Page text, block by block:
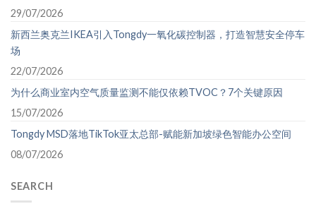
29/07/2026
新西兰奥克兰IKEA引入Tongdy一氧化碳控制器，打造智慧安全停车
场
22/07/2026
为什么商业室内空气质量监测不能仅依赖TVOC？7个关键原因
15/07/2026
Tongdy MSD落地TikTok亚太总部-赋能新加坡绿色智能办公空间
08/07/2026
SEARCH